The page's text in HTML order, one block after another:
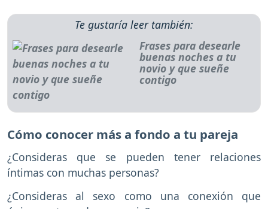
Te gustaría leer también:
Frases para desearle
buenas noches a tu
novio y que sueñe
contigo
Cómo conocer más a fondo a tu pareja
¿Consideras que se pueden tener relaciones
íntimas con muchas personas?
¿Consideras al sexo como una conexión que